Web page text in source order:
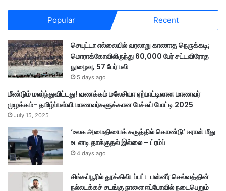
Popular Recent
செயுட்டா எல்லையில் வரலாறு காணாத நெருக்கடி;
மொராக்கோவிலிருந்து 60,000 பேர் சட்டவிரோத
நுழைவு, 57 பேர் பலி
5 days ago
மீண்டும் மலர்ந்துவிட்டது! வணக்கம் மலேசியா ஏற்பாட்டிலான மாணவர்
முழக்கம்- தமிழ்ப்பள்ளி மாணவர்களுக்கான பேச்சுப் போட்டி 2025
July 15, 2025
‘உலக அமைதியைக் கருத்தில் கொண்டு’ ஈரான் மீது
உடனடி தாக்குதல் இல்லை – ட்ரம்ப்
4 days ago
சிங்கப்பூரில் தூக்கிலிடப்பட்ட பன்னீர் செல்வத்தின்
நல்லடக்கச் சடங்கு நாளை ஈப்போவில் நடைபெறும்